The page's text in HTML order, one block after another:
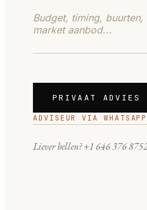
PRIVAAT ADVIES
ADVISEUR VIA WHATSAPP
Liever bellen?+1 646 376